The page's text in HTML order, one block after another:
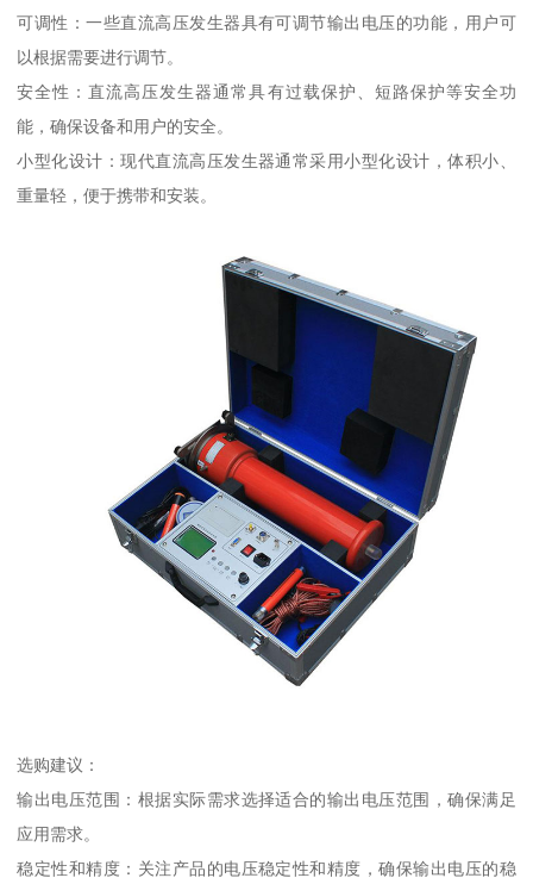
可调性：一些直流高压发生器具有可调节输出电压的功能，用户可
以根据需要进行调节。
安全性：直流高压发生器通常具有过载保护、短路保护等安全功
能，确保设备和用户的安全。
小型化设计：现代直流高压发生器通常采用小型化设计，体积小、
重量轻，便于携带和安装。
选购建议：
输出电压范围：根据实际需求选择适合的输出电压范围，确保满足
应用需求。
稳定性和精度：关注产品的电压稳定性和精度，确保输出电压的稳